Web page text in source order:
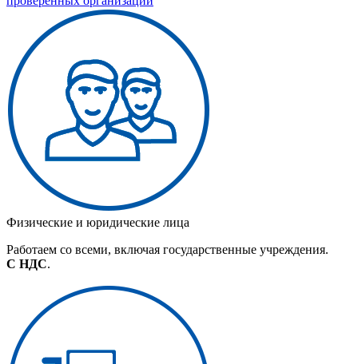
Физические и юридические лица
Работаем со всеми, включая государственные учреждения.
С НДС.